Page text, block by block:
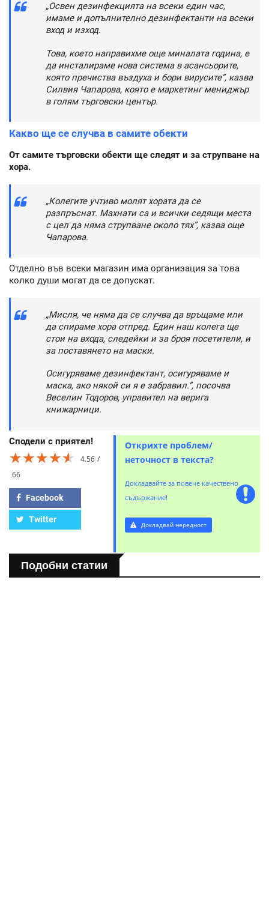
„Освен дезинфекцията на всеки един час,
имаме и допълнително дезинфектанти на всеки
вход и изход.
Това, което направихме още миналата година, е
да инсталираме нова система в асансьорите,
която пречиства въздуха и бори вирусите”, казва
Силвия Чапарова, която е маркетинг мениджър
в голям търговски център.
Какво ще се случва в самите обекти
От самите търговски обекти ще следят и за струпване на
хора.
„Колегите учтиво молят хората да се
разпръснат. Махнати са и всички седящи места
с цел да няма струпване около тях”, казва още
Чапарова.
Отделно във всеки магазин има организация за това
колко души могат да се допускат.
„Мисля, че няма да се случва да връщаме или
да спираме хора отпред. Един наш колега ще
стои на входа, следейки и за броя посетители, и
за поставянето на маски.
Осигуряваме дезинфектант, осигуряваме и
маска, ако някой си я е забравил.”, посочва
Веселин Тодоров, управител на верига
книжарници.
Сподели с приятел!
★★★★★
★★★★★
★★★★★
4.56
66
Facebook
Twitter
Открихте проблем/
неточност в текста?
Докладвайте за повече качествено
съдържание!
Докладвай нередност
Подобни статии